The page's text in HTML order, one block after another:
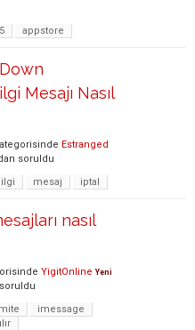
appstore
Mesajı Nasıl
Estranged
soruldu
mesaj iptal
nasıl
YigitOnline Yeni
soruldu
imessage